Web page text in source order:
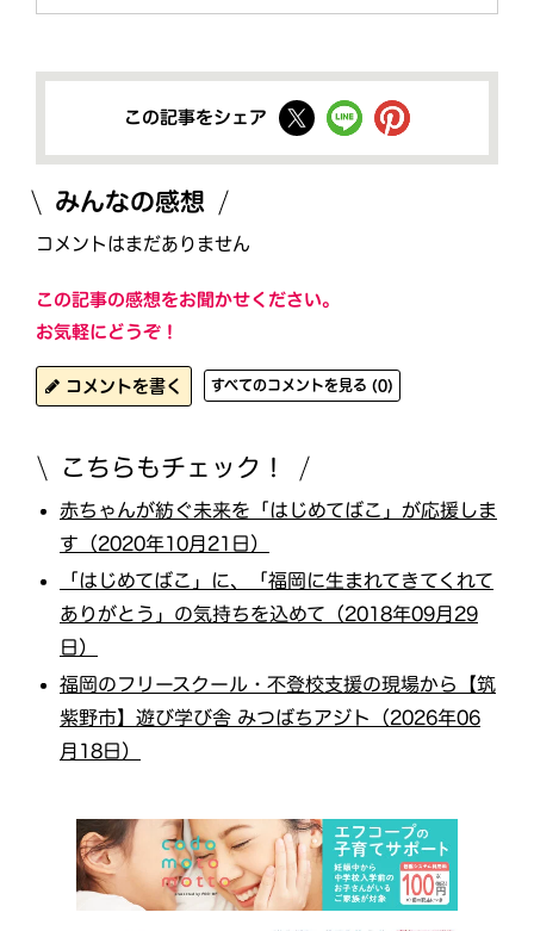
この記事をシェア
みんなの感想
コメントはまだありません
この記事の感想をお聞かせください。
お気軽にどうぞ！
コメントを書く すべてのコメントを見る (0)
こちらもチェック！
赤ちゃんが紡ぐ未来を「はじめてばこ」が応援しま
す（2020年10月21日）
「はじめてばこ」に、「福岡に生まれてきてくれて
ありがとう」の気持ちを込めて（2018年09月29
日）
福岡のフリースクール・不登校支援の現場から【筑
紫野市】遊び学び舎 みつばちアジト（2026年06
月18日）